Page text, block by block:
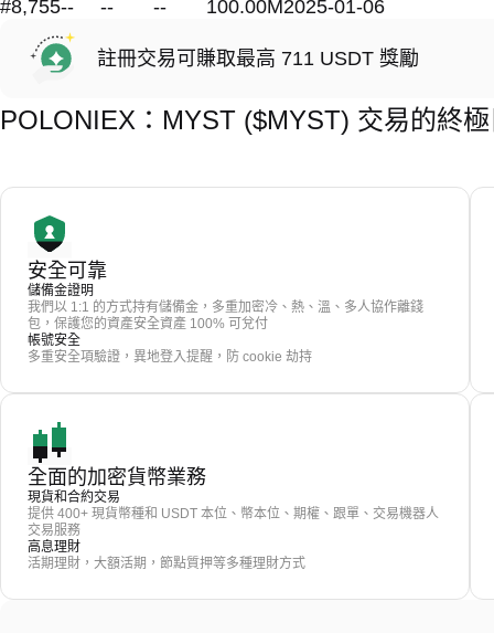
#8,755-- -- -- 100.00M2025-01-06
註冊交易可賺取最高 711 USDT 獎勵
POLONIEX：MYST ($MYST) 交易的終
安全可靠
儲備金證明
我們以 1:1 的方式持有儲備金，多重加密冷、熱、溫、多人協作離錢
包，保護您的資產安全資產 100% 可兌付
帳號安全
多重安全項驗證，異地登入提醒，防 cookie 劫持
全面的加密貨幣業務
現貨和合約交易
提供 400+ 現貨幣種和 USDT 本位、幣本位、期權、跟單、交易機器人
交易服務
高息理財
活期理財，大額活期，節點質押等多種理財方式